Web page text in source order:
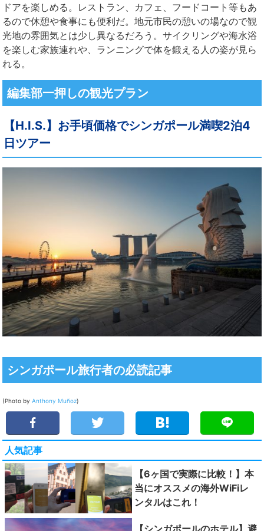
ドアを楽しめる。レストラン、カフェ、フードコート等もあ
るので休憩や食事にも便利だ。地元市民の憩いの場なので観
光地の雰囲気とは少し異なるだろう。サイクリングや海水浴
を楽しむ家族連れや、ランニングで体を鍛える人の姿が見ら
れる。
編集部一押しの観光プラン
【H.I.S.】お手頃価格でシンガポール満喫2泊4
日ツアー
シンガポール旅行者の必読記事
(Photo by Anthony Muñoz)
人気記事
【6ヶ国で実際に比較！】本
当にオススメの海外WiFiレ
ンタルはこれ！